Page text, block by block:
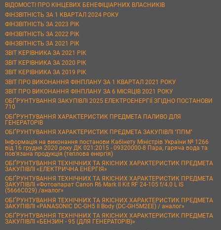
ВІДОМОСТІ ПРО КІНЦЕВИХ БЕНЕФІЦІАРНИХ ВЛАСНИКІВ
ФІНЗВІТНІСТЬ ЗА 1 КВАРТАЛ 2024 РОКУ
ФІНЗВІТНІСТЬ ЗА 2023 РІК
ФІНЗВІТНІСТЬ ЗА 2022 РІК
ФІНЗВІТНІСТЬ ЗА 2021 РІК
ЗВІТ КЕРІВНИКА ЗА 2021 РІК
ЗВІТ КЕРІВНИКА ЗА 2020 РІК
ЗВІТ КЕРІВНИКА ЗА 2019 РІК
ЗВІТ ПРО ВИКОНАННЯ ФІНПЛАНУ ЗА 1 КВАРТАЛ 2021 РОКУ
ЗВІТ ПРО ВИКОНАННЯ ФІНПЛАНУ ЗА 6 МІСЯЦІВ 2021 РОКУ
ОБҐРУНТУВАННЯ ЗАКУПІВЛІ 2025 ЕЛЕКТРОЕНЕРГІЇ ЗГІДНО ПОСТАНОВИ
710
ОБҐРУНТУВАННЯ ХАРАКТЕРИСТИК ПРЕДМЕТА ПАЛИВО ДЛЯ
ГЕНЕРАТОРІВ
ОБҐРУНТУВАННЯ ХАРАКТЕРИСТИК ПРЕДМЕТА ЗАКУПІВЛІ "ППМ"
Інформація на виконання постанови Кабінету Міністрів України № 1266
від 16 грудня 2020 року ДК 021:2015 - 09320000-8 Пара, гаряча вода та
пов’язана продукція (теплова енергія)
ОБҐРУНТУВАННЯ ТЕХНІЧНИХ ТА ЯКІСНИХ ХАРАКТЕРИСТИК ПРЕДМЕТА
ЗАКУПІВЛІ «ЕЛЕКТРИЧНА ЕНЕРГІЯ»
ОБҐРУНТУВАННЯ ТЕХНІЧНИХ ТА ЯКІСНИХ ХАРАКТЕРИСТИК ПРЕДМЕТА
ЗАКУПІВЛІ «Фотоапарат Canon R6 Mark II Kit RF 24-105 f/4.0 L IS
(5666C029) /аналог»
ОБҐРУНТУВАННЯ ТЕХНІЧНИХ ТА ЯКІСНИХ ХАРАКТЕРИСТИК ПРЕДМЕТА
ЗАКУПІВЛІ «PANASONIC DC-GH5 II Body (DC-GH5M2EE) / аналог»
ОБҐРУНТУВАННЯ ТЕХНІЧНИХ ТА ЯКІСНИХ ХАРАКТЕРИСТИК ПРЕДМЕТА
ЗАКУПІВЛІ «БЕНЗИН - 95 (ДЛЯ ГЕНЕРАТОРІВ)»